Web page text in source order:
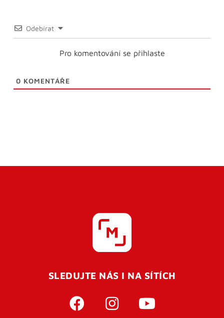
Odebírat
Pro komentování se přihlaste
0 KOMENTÁŘE
SLEDUJTE NÁS I NA SÍTÍCH